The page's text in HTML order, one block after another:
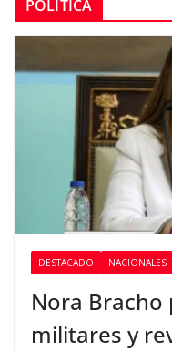
POLÍTICA
DESTACADO NACIONALES
Nora
militares y